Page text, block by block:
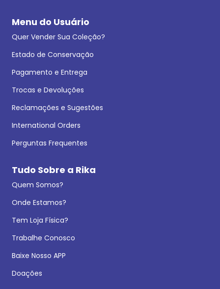
Menu do Usuário
Quer Vender Sua Coleção?
Estado de Conservação
Pagamento e Entrega
Trocas e Devoluções
Reclamações e Sugestões
International Orders
Perguntas Frequentes
Tudo Sobre a Rika
Quem Somos?
Onde Estamos?
Tem Loja Física?
Trabalhe Conosco
Baixe Nosso APP
Doações